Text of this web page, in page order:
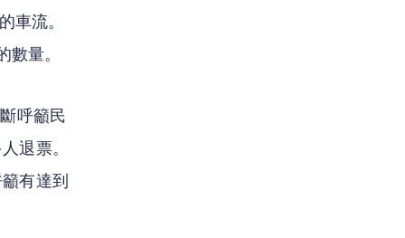
車流。
量。
呼籲民
退票。
有達到